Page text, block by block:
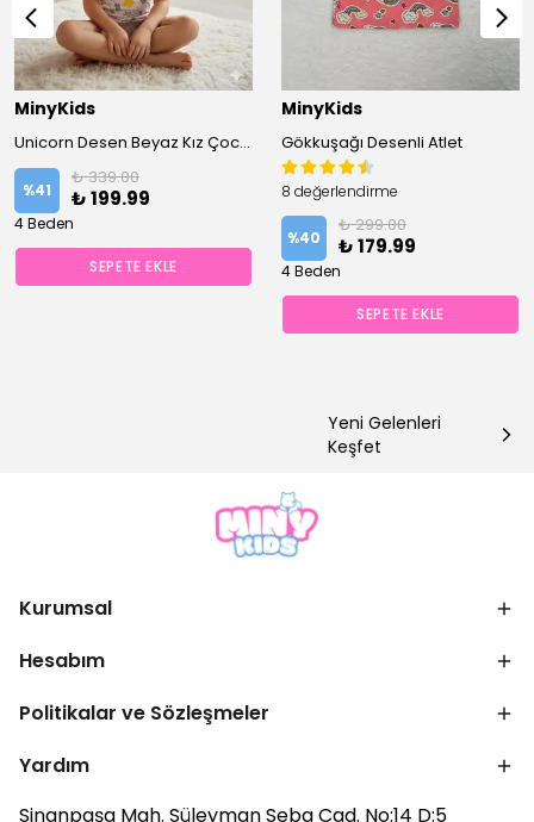
MinyKids
Unicorn Desen Beyaz Kız Çocuk Atlet
%41
₺ 339.00
₺ 199.99
4 Beden
SEPETE EKLE
MinyKids
Gökkuşağı Desenli Atlet
8 değerlendirme
%40
₺ 299.00
₺ 179.99
4 Beden
SEPETE EKLE
Yeni Gelenleri
Keşfet
Kurumsal
Hesabım
Politikalar ve Sözleşmeler
Yardım
Sinanpaşa Mah. Süleyman Seba Cad. No:14 D:5